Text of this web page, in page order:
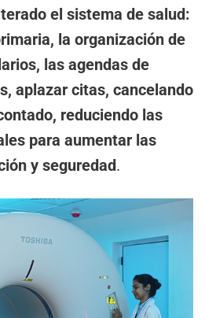
el sistema de salud:
la organización de
las agendas de
aplazar citas, cancelando
reduciendo las
para aumentar las
y seguredad.